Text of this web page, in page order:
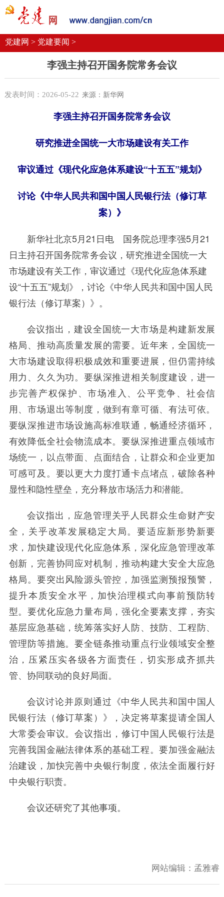
党建要闻
机关党建
校园党建 企业党建
党建网 > 党建要闻 >
李强主持召开国务院常务会议
发表时间：2026-05-22 来源：新华网
李强主持召开国务院常务会议
研究推进全国统一大市场建设有关工作
审议通过《现代化应急体系建设“十五五”规划》
讨论《中华人民共和国中国人民银行法（修订草
案）》
新华社北京5月21日电 国务院总理李强5月21
日主持召开国务院常务会议，研究推进全国统一大
市场建设有关工作，审议通过《现代化应急体系建
设“十五五”规划》，讨论《中华人民共和国中国人民
银行法（修订草案）》。
会议指出，建设全国统一大市场是构建新发展
格局、推动高质量发展的需要。近年来，全国统一
大市场建设取得积极成效和重要进展，但仍需持续
用力、久久为功。要纵深推进相关制度建设，进一
步完善产权保护、市场准入、公平竞争、社会信
用、市场退出等制度，做到有章可循、有法可依。
要纵深推进市场设施高标准联通，畅通经济循环，
有效降低全社会物流成本。要纵深推进重点领域市
场统一，以点带面、点面结合，让群众和企业更加
可感可及。要以更大力度打通卡点堵点，破除各种
显性和隐性壁垒，充分释放市场活力和潜能。
会议指出，应急管理关乎人民群众生命财产安
全，关乎改革发展稳定大局。要适应新形势新要
求，加快建设现代化应急体系，深化应急管理改革
创新，完善协同应对机制，推动构建大安全大应急
格局。要突出风险源头管控，加强监测预报预警，
提升本质安全水平，加快治理模式向事前预防转
型。要优化应急力量布局，强化全要素支撑，夯实
基层应急基础，统筹落实好人防、技防、工程防、
管理防等措施。要全链条推动重点行业领域安全整
治，压紧压实各级各方面责任，切实形成齐抓共
管、协同联动的良好局面。
会议讨论并原则通过《中华人民共和国中国人
民银行法（修订草案）》，决定将草案提请全国人
大常委会审议。会议指出，修订中国人民银行法是
完善我国金融法律体系的基础工程。要加强金融法
治建设，加快完善中央银行制度，依法全面履行好
中央银行职责。
会议还研究了其他事项。
网站编辑： 孟雅睿